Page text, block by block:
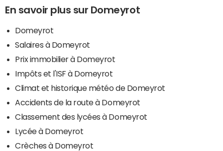
En savoir plus sur Domeyrot
Domeyrot
Salaires à Domeyrot
Prix immobilier à Domeyrot
Impôts et l'ISF à Domeyrot
Climat et historique météo de Domeyrot
Accidents de la route à Domeyrot
Classement des lycées à Domeyrot
Lycée à Domeyrot
Crèches à Domeyrot